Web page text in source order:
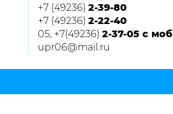
+7 (49236) 2-39-80
+7 (49236) 2-22-40
05, +7(49236) 2-37-05 с
upr06@mail.ru